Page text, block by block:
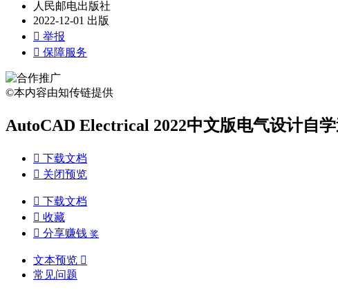
人民邮电出版社
2022-12-01 出版
 举报
 保障服务
©本内容由知传链提供
AutoCAD Electrical 2022中文版电气设计自
 下载文档
 关闭预览
 下载文档
 收藏
 分享赚钱 奖
文本预览 
常见问题